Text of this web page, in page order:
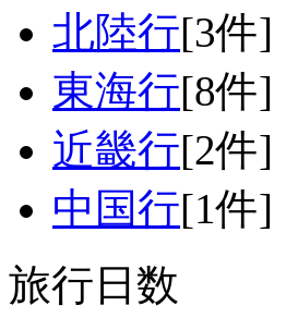
北陸行[3件]
東海行[8件]
近畿行[2件]
中国行[1件]
旅行日数